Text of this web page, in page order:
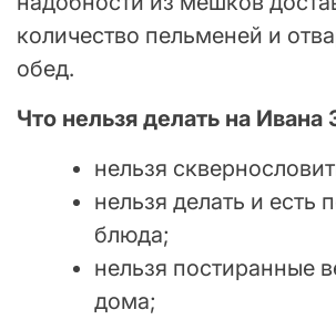
количество пельменей и
обед.
Что нельзя делать на Ивана
нельзя
нельзя делать и есть
блюда;
нельзя постиранные
дома;